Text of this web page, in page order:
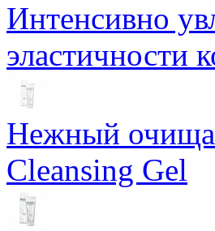
Интенсивно
эластичности
Нежный
Cleansing Gel